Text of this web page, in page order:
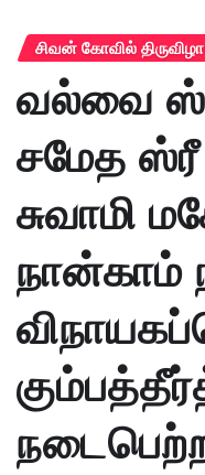
சிவன் கோவில்
வல்வை
சமேத
சுவாமி
நான்காம்